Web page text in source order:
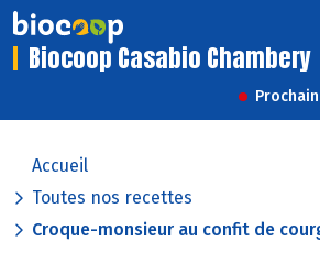
Biocoop Casabio Chambery
Accueil
Toutes nos recettes
Croque-monsieur au confit de